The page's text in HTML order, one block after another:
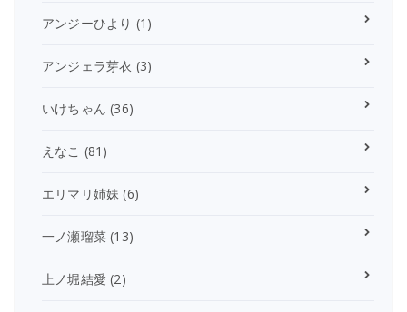
アンジーひより (1)
アンジェラ芽衣 (3)
いけちゃん (36)
えなこ (81)
エリマリ姉妹 (6)
一ノ瀬瑠菜 (13)
上ノ堀結愛 (2)